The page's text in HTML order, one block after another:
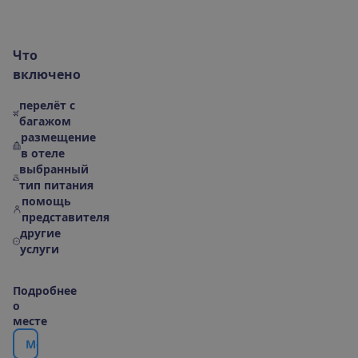
Что
включено
перелёт с
багажом
размещение
в отеле
выбранный
тип питания
помощь
представителя
другие
услуги
Подробнее
о
месте
Ме